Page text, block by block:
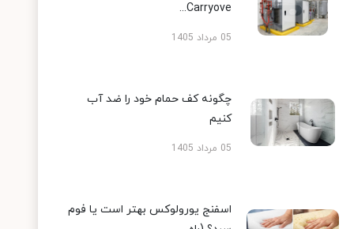
Carryove...
05 مرداد 1405
چگونه کف حمام خود را ضد آب
کنیم
05 مرداد 1405
اسفنج یورولوکس بهتر است یا فوم